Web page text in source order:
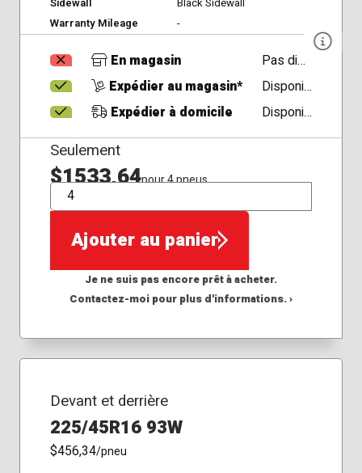
Sidewall
Black Sidewall
Warranty Mileage
-
En magasin
Pas disponible
Expédier au magasin*
Disponible
Expédier à domicile
Disponible
Seulement
$1533,64pour 4 pneus
QTÉ
Ajouter au panier
Je ne suis pas encore prêt à acheter.
Contactez-moi pour plus d'informations. ›
Devant et derrière
225/45R16 93W
$456,34/pneu